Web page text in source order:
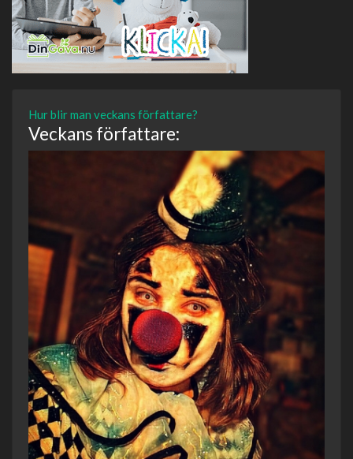
Hur blir man veckans författare?
Veckans författare: